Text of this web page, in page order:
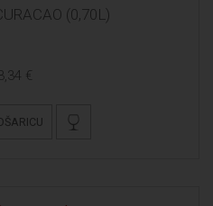
(0,70L)
€